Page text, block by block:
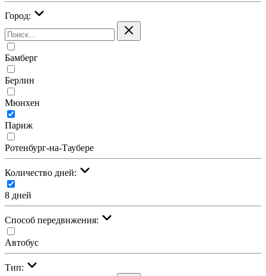
Город:
Бамберг
Берлин
Мюнхен
Париж
Ротенбург-на-Таубере
Количество дней:
8 дней
Cпособ передвижения:
Автобус
Тип: